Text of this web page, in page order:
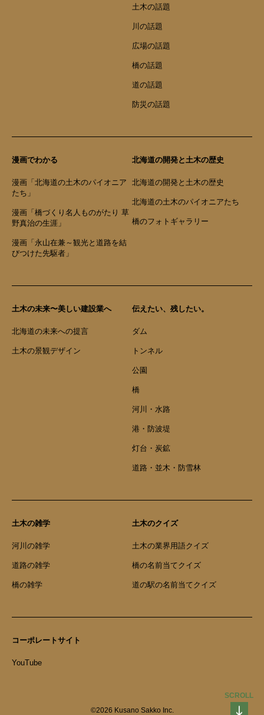
土木の話題
川の話題
広場の話題
橋の話題
道の話題
防災の話題
漫画でわかる
漫画「北海道の土木のパイオニア
たち」
漫画「橋づくり名人ものがたり 草
野真治の生涯」
漫画「永山在兼～観光と道路を結
びつけた先駆者」
北海道の開発と土木の歴史
北海道の開発と土木の歴史
北海道の土木のパイオニアたち
橋のフォトギャラリー
土木の未来〜美しい建設業へ
北海道の未来への提言
土木の景観デザイン
伝えたい、残したい。
ダム
トンネル
公園
橋
河川・水路
港・防波堤
灯台・炭鉱
道路・並木・防雪林
土木の雑学
河川の雑学
道路の雑学
橋の雑学
土木のクイズ
土木の業界用語クイズ
橋の名前当てクイズ
道の駅の名前当てクイズ
コーポレートサイト
YouTube
©2026 Kusano Sakko Inc.
SCROLL